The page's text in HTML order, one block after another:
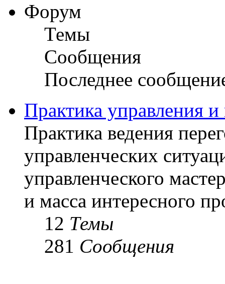
Форум
Темы
Сообщения
Последнее
Практика управления и
Практика ведения
управленческих
управленческого
и масса интересного
12 Темы
281 Сообщения